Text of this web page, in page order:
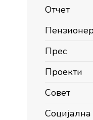
Отчет
Прес
Проекти
Совет